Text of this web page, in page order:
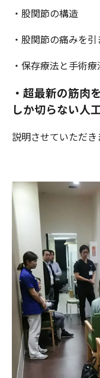
・股関節の構造
・股関節の痛みを
・保存療法と手術
・超最新の筋肉
しか切らない人
説明させていただき